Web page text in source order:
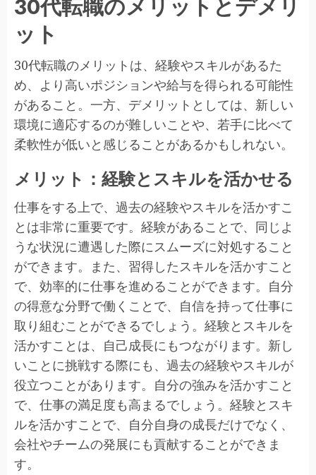
30代転職のメリットとデメリ
ット
30代転職のメリットは、経験やスキルがあるた
め、より高いポジションや給与を得られる可能性
があること。一方、デメリットとしては、新しい
環境に適応するのが難しいことや、若手に比べて
柔軟性が低いと感じることがあるかもしれない。
メリット：経験とスキルを活かせる
仕事をする上で、過去の経験やスキルを活かすこ
とは非常に重要です。経験があることで、同じよ
うな状況に遭遇した際にスムーズに対処すること
ができます。また、習得したスキルを活かすこと
で、効率的に仕事を進めることができます。自分
の得意な分野で働くことで、自信を持って仕事に
取り組むことができるでしょう。経験とスキルを
活かすことは、自己成長にもつながります。新し
いことに挑戦する際にも、過去の経験やスキルが
役立つことがあります。自分の強みを活かすこと
で、仕事の満足度も高まるでしょう。経験とスキ
ルを活かすことで、自分自身の成長だけでなく、
会社やチームの発展にも貢献することができま
す。